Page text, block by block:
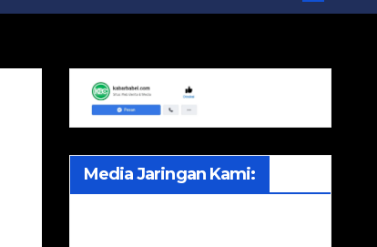
Media Jaringan Kami: